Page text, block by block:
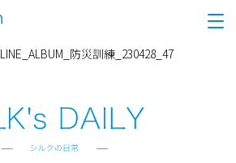
LINE_ALBUM_防災訓練_230428_47